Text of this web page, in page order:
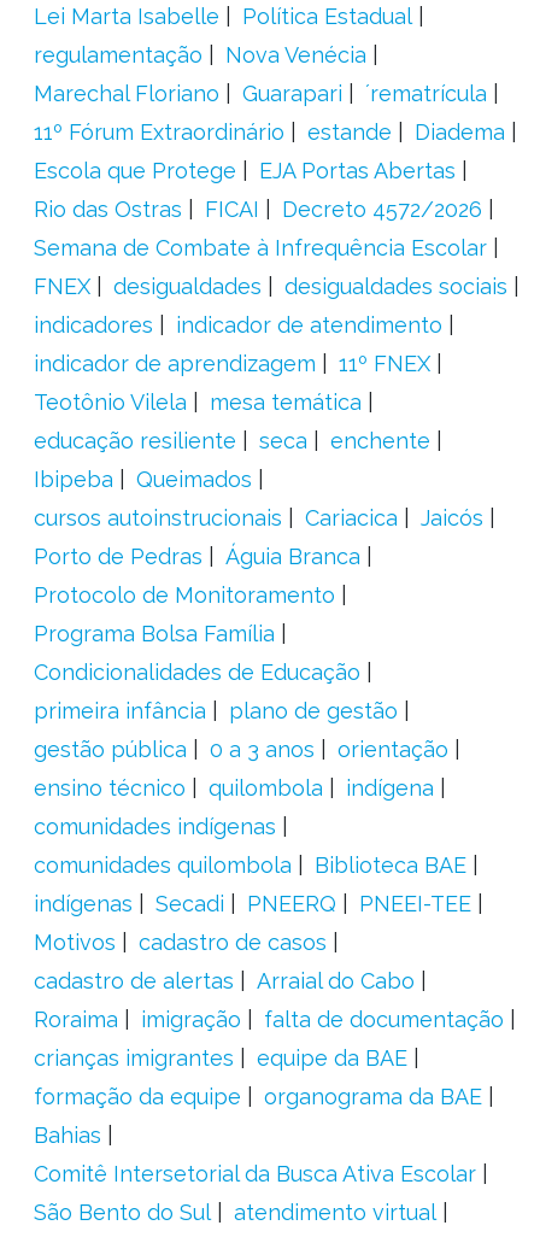
Lei Marta Isabelle
Política Estadual
regulamentação
Nova Venécia
Marechal Floriano
Guarapari
´rematrícula
11º Fórum Extraordinário
estande
Diadema
Escola que Protege
EJA Portas Abertas
Rio das Ostras
FICAI
Decreto 4572/2026
Semana de Combate à Infrequência Escolar
FNEX
desigualdades
desigualdades sociais
indicadores
indicador de atendimento
indicador de aprendizagem
11º FNEX
Teotônio Vilela
mesa temática
educação resiliente
seca
enchente
Ibipeba
Queimados
cursos autoinstrucionais
Cariacica
Jaicós
Porto de Pedras
Águia Branca
Protocolo de Monitoramento
Programa Bolsa Família
Condicionalidades de Educação
primeira infância
plano de gestão
gestão pública
0 a 3 anos
orientação
ensino técnico
quilombola
indígena
comunidades indígenas
comunidades quilombola
Biblioteca BAE
indígenas
Secadi PNEERQ
PNEEI-TEE
Motivos
cadastro de casos
cadastro de alertas
Arraial do Cabo
Roraima
imigração
falta de documentação
crianças imigrantes
equipe da BAE
formação da equipe
organograma da BAE
Bahias
Comitê Intersetorial da Busca Ativa Escolar
São Bento do Sul
atendimento virtual